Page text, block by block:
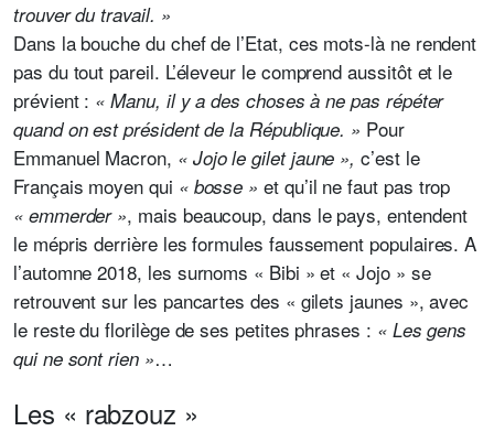
trouver du travail. »
Dans la bouche du chef de l’Etat, ces mots-là ne rendent
pas du tout pareil. L’éleveur le comprend aussitôt et le
prévient : « Manu, il y a des choses à ne pas répéter
quand on est président de la République. » Pour
Emmanuel Macron, « Jojo le gilet jaune »,c’est le
Français moyen qui « bosse » et qu’il ne faut pas trop
« emmerder », mais beaucoup, dans le pays, entendent
le mépris derrière les formules faussement populaires. A
l’automne 2018, les surnoms « Bibi » et « Jojo » se
retrouvent sur les pancartes des « gilets jaunes », avec
le reste du florilège de ses petites phrases : « Les gens
qui ne sont rien »…
Les « rabzouz »